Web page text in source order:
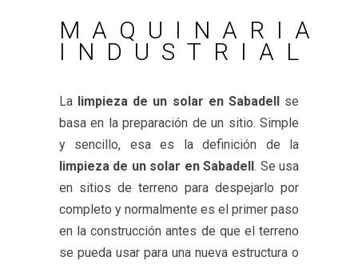
MAQUINARIA
INDUSTRIAL
La limpieza de un solar en Sabadellse
basa en la preparación de un sitio. Simple
y sencillo, esa es la definición de la
limpieza de un solar en Sabadell. Se usa
en sitios de terreno para despejarlo por
completo y normalmente es el primer paso
en la construcción antes de que el terreno
se pueda usar para una nueva estructura o